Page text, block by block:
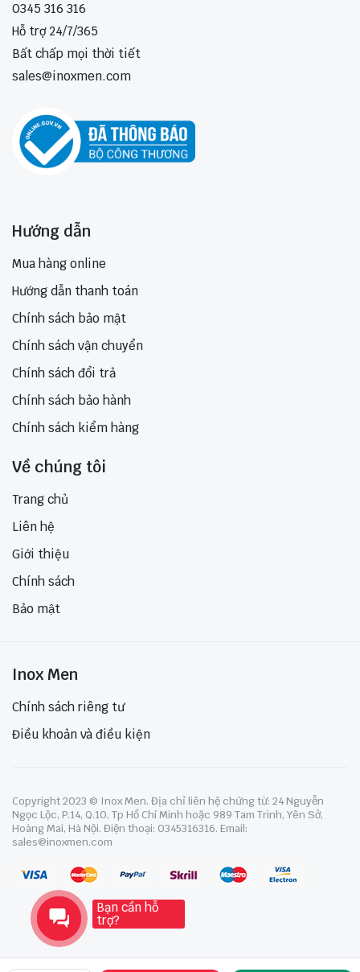
0345 316 316
Hỗ trợ 24/7/365
Bất chấp mọi thời tiết
sales@inoxmen.com
Hướng dẫn
Mua hàng online
Hướng dẫn thanh toán
Chính sách bảo mật
Chính sách vận chuyển
Chính sách đổi trả
Chính sách bảo hành
Chính sách kiểm hàng
Về chúng tôi
Trang chủ
Liên hệ
Giới thiệu
Chính sách
Bảo mật
Inox Men
Chính sách riêng tư
Điều khoản và điều kiện
Copyright 2023 © Inox Men. Địa chỉ liên hệ chứng từ: 24 Nguyễn
Ngọc Lộc, P.14, Q.10, Tp Hồ Chí Minh hoặc 989 Tam Trinh, Yên Sở,
Hoàng Mai, Hà Nội. Điện thoại: 0345316316. Email:
sales@inoxmen.com
Bạn cần hỗ
trợ?